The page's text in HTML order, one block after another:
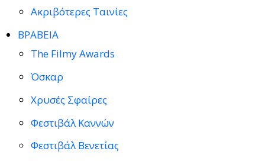
Ακριβότερες Ταινίες
ΒΡΑΒΕΙΑ
The Filmy Awards
Όσκαρ
Χρυσές Σφαίρες
Φεστιβάλ Καννών
Φεστιβάλ Βενετίας